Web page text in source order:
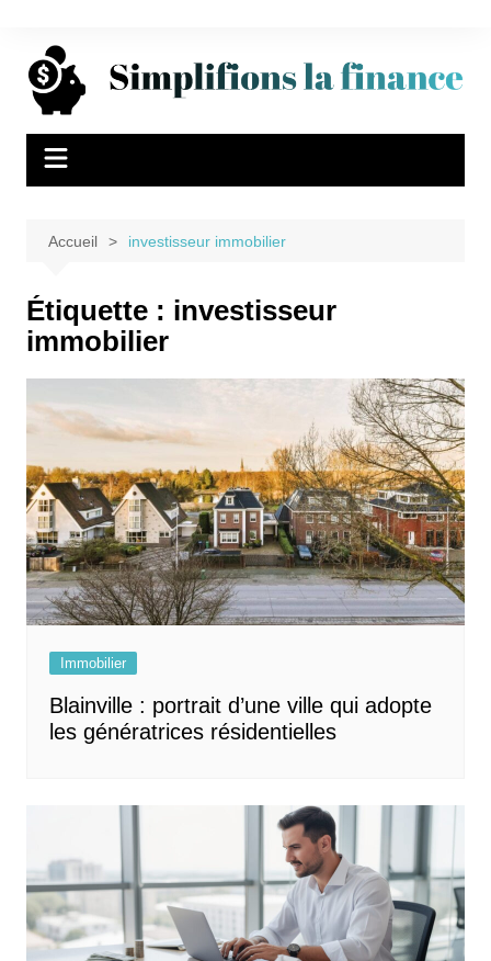
contenu
Accueil investisseur immobilier
Étiquette : investisseur
immobilier
Immobilier
Blainville : portrait d’une ville qui adopte
les génératrices résidentielles